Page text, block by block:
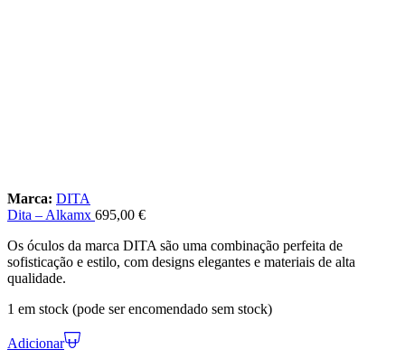
Marca: DITA
Dita – Alkamx 695,00 €
Os óculos da marca DITA são uma combinação perfeita de
sofisticação e estilo, com designs elegantes e materiais de alta
qualidade.
1 em stock (pode ser encomendado sem stock)
Adicionar